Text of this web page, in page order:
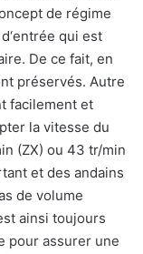
de régime
qui est
De ce fait, en
préservés. Autre
facilement et
la vitesse du
(ZX) ou 43 tr/min
et des andains
de volume
ainsi toujours
pour assurer une